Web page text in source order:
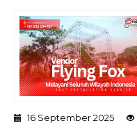
16 September 2025